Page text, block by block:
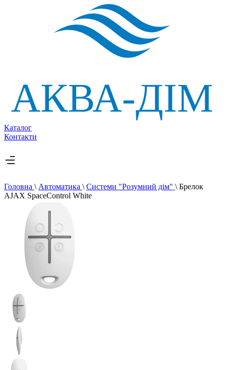
Каталог
Контакти
Головна \ Автоматика \ Системи "Розумний дім" \ Брелок
AJAX SpaceControl White